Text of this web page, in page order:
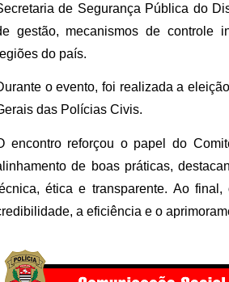
de Segurança Pública do
gestão, mecanismos de controle
do país.
o evento, foi realizada a
das Polícias Civis.
encontro reforçou o papel do
de boas práticas,
ética e transparente. Ao
a eficiência e o